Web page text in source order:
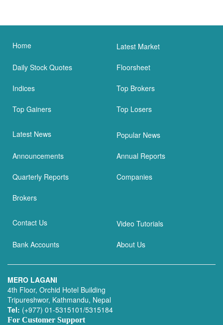
Home Latest Market
Daily Stock Quotes Floorsheet
Indices Top Brokers
Top Gainers Top Losers
Latest News Popular News
Announcements Annual Reports
Quarterly Reports Companies
Brokers
Contact Us Video Tutorials
Bank Accounts About Us
MERO LAGANI
4th Floor, Orchid Hotel Building
Tripureshwor, Kathmandu, Nepal
Tel: (+977) 01-5315101/5315184
For Customer Support